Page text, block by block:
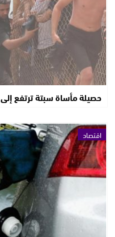
حصيلة مأساة سبتة ترتفع إلى 90 قتيلا..
اقتصاد